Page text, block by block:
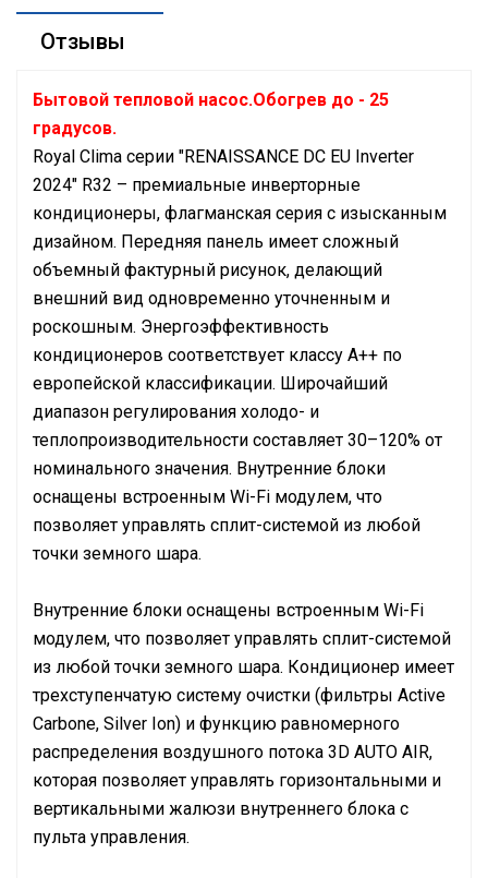
Отзывы
Бытовой тепловой насос.Обогрев до - 25
градусов.
Royal Clima серии "RENAISSANCE DC EU Inverter
2024" R32 – премиальные инверторные
кондиционеры, флагманская серия с изысканным
дизайном. Передняя панель имеет сложный
объемный фактурный рисунок, делающий
внешний вид одновременно уточненным и
роскошным. Энергоэффективность
кондиционеров соответствует классу А++ по
европейской классификации. Широчайший
диапазон регулирования холодо- и
теплопроизводительности составляет 30–120% от
номинального значения. Внутренние блоки
оснащены встроенным Wi-Fi модулем, что
позволяет управлять сплит-системой из любой
точки земного шара.
Внутренние блоки оснащены встроенным Wi-Fi
модулем, что позволяет управлять сплит-системой
из любой точки земного шара. Кондиционер имеет
трехступенчатую систему очистки (фильтры Active
Carbone, Silver Ion) и функцию равномерного
распределения воздушного потока 3D AUTO AIR,
которая позволяет управлять горизонтальными и
вертикальными жалюзи внутреннего блока с
пульта управления.